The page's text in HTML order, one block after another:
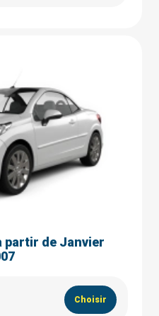
partir de Janvier
Choisir